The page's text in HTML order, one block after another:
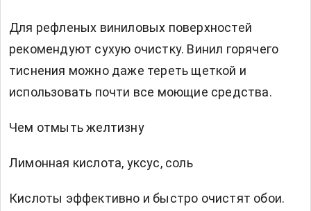
Для рефленых виниловых поверхностей
рекомендуют сухую очистку. Винил горячего
тиснения можно даже тереть щеткой и
использовать почти все моющие средства.
Чем отмыть желтизну
Лимонная кислота, уксус, соль
Кислоты эффективно и быстро очистят обои.